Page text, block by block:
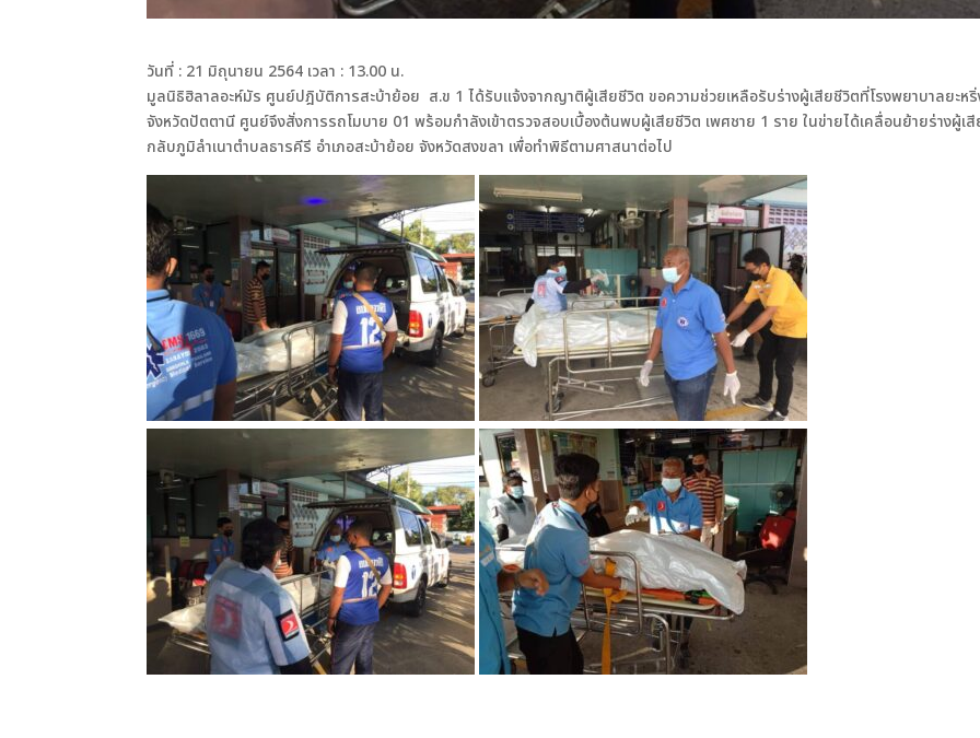
วันที่ : 21 มิถุนายน 2564 เวลา : 13.00 น.
มูลนิธิฮิลาลอะห์มัร ศูนย์ปฎิบัติการสะบ้าย้อย ส.ข 1 ได้รับแจ้งจากญาติผู้เสียชีวิต ขอความช่วยเหลือรับร่างผู้เสียชีวิตที่โรงพยาบาลยะห
จังหวัดปัตตานี ศูนย์จึงสั่งการรถโมบาย 01 พร้อมกำลังเข้าตรวจสอบเบื้องต้นพบผู้เสียชีวิต เพศชาย 1 ราย ในข่ายได้เคลื่อนย้ายร่างผู้เ
กลับภูมิลำเนาตำบลธารคีรี อำเภอสะบ้าย้อย จังหวัดสงขลา เพื่อทำพิธีตามศาสนาต่อไป